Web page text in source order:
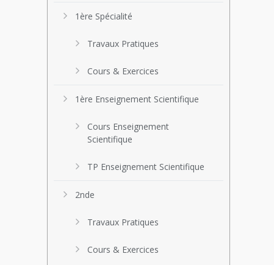
1ère Spécialité
Travaux Pratiques
Cours & Exercices
1ère Enseignement Scientifique
Cours Enseignement
Scientifique
TP Enseignement Scientifique
2nde
Travaux Pratiques
Cours & Exercices